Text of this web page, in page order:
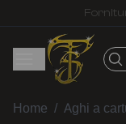
Spedizione
Home / Aghi a